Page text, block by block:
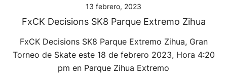
13 febrero, 2023
FxCK Decisions SK8 Parque Extremo Zihua
FxCK Decisions SK8 Parque Extremo Zihua, Gran
Torneo de Skate este 18 de febrero 2023, Hora 4:20
pm en Parque Zihua Extremo